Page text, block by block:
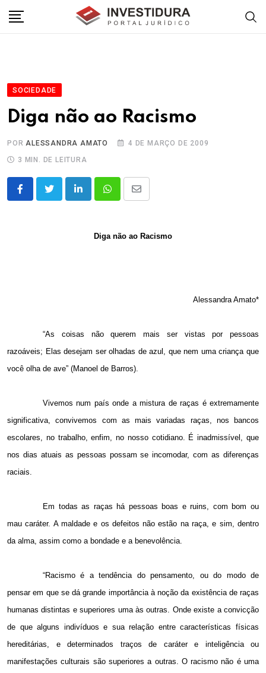
SOCIEDADE
Diga não ao Racismo
PORALESSANDRA AMATO
4 DE MARÇO DE 2009
3 MIN. DE LEITURA
LinkedInWhatsappShare
Diga não ao Racismo
Alessandra Amato*
“As coisas não querem mais ser vistas por pessoas
razoáveis; Elas desejam ser olhadas de azul, que nem uma criança que
você olha de ave” (Manoel de Barros).
Vivemos num país onde a mistura de raças é extremamente
significativa, convivemos com as mais variadas raças, nos bancos
escolares, no trabalho, enfim, no nosso cotidiano. É inadmissível, que
nos dias atuais as pessoas possam se incomodar, com as diferenças
raciais.
Em todas as raças há pessoas boas e ruins, com bom ou
mau caráter. A maldade e os defeitos não estão na raça, e sim, dentro
da alma, assim como a bondade e a benevolência.
“Racismo é a tendência do pensamento, ou do modo de
pensar em que se dá grande importância à noção da existência de raças
humanas distintas e superiores uma às outras. Onde existe a convicção
de que alguns indivíduos e sua relação entre características físicas
hereditárias, e determinados traços de caráter e inteligência ou
manifestações culturais são superiores a outras. O racismo não é uma